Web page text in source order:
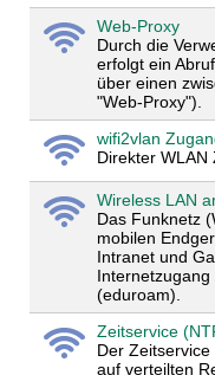
Web-Proxy
Durch die
erfolgt ein
über einen
"Web-Proxy").
wifi2vlan
Direkter WLAN
Wireless LAN
Das Funknetz
mobilen
Intranet und
(eduroam).
Zeitservice
Der
auf verteilten